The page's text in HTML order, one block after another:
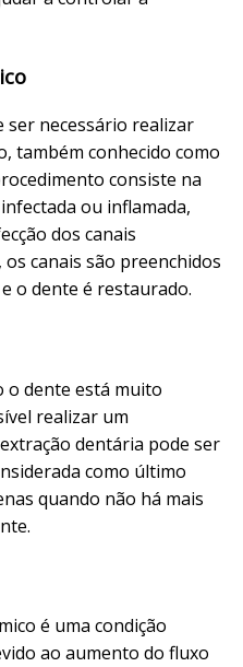
ser necessário realizar
também conhecido como
consiste na
ou inflamada,
dos canais
canais são preenchidos
o dente é restaurado.
o dente está muito
realizar um
dentária pode ser
como último
quando não há mais
é uma condição
ao aumento do fluxo